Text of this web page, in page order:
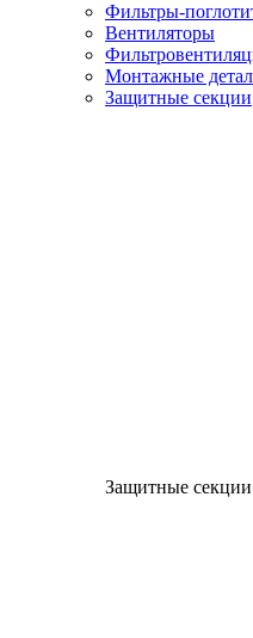
Фильтры-
Вентиляторы
Монтажные
Защитные секции
Защитные секции